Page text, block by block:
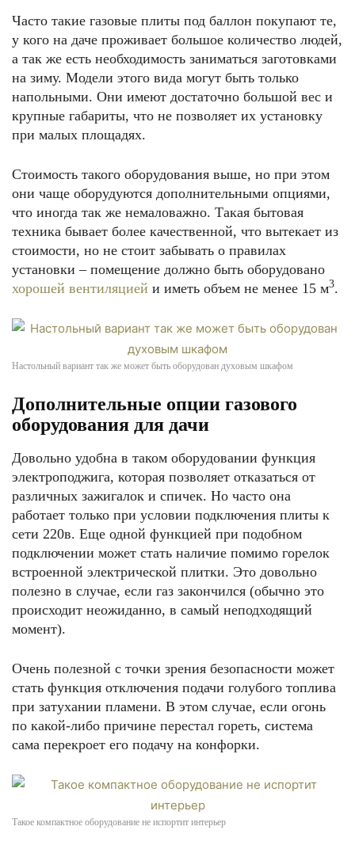
Часто такие газовые плиты под баллон покупают те,
у кого на даче проживает большое количество людей,
а так же есть необходимость заниматься заготовками
на зиму. Модели этого вида могут быть только
напольными. Они имеют достаточно большой вес и
крупные габариты, что не позволяет их установку
при малых площадях.
Стоимость такого оборудования выше, но при этом
они чаще оборудуются дополнительными опциями,
что иногда так же немаловажно. Такая бытовая
техника бывает более качественной, что вытекает из
стоимости, но не стоит забывать о правилах
установки – помещение должно быть оборудовано
хорошей вентиляцией и иметь объем не менее 15 м3.
Настольный вариант так же может быть оборудован духовым шкафом
Дополнительные опции газового
оборудования для дачи
Довольно удобна в таком оборудовании функция
электроподжига, которая позволяет отказаться от
различных зажигалок и спичек. Но часто она
работает только при условии подключения плиты к
сети 220в. Еще одной функцией при подобном
подключении может стать наличие помимо горелок
встроенной электрической плитки. Это довольно
полезно в случае, если газ закончился (обычно это
происходит неожиданно, в самый неподходящий
момент).
Очень полезной с точки зрения безопасности может
стать функция отключения подачи голубого топлива
при затухании пламени. В этом случае, если огонь
по какой-либо причине перестал гореть, система
сама перекроет его подачу на конфорки.
Такое компактное оборудование не испортит интерьер